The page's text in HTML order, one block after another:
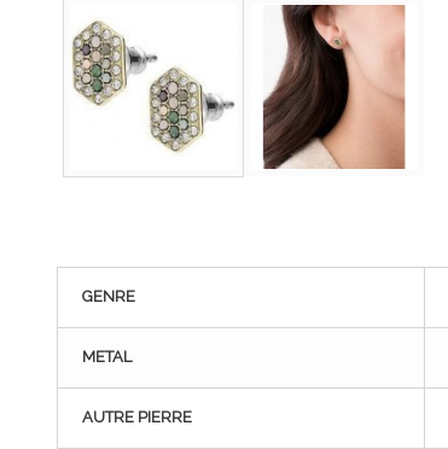
GENRE
METAL
AUTRE PIERRE